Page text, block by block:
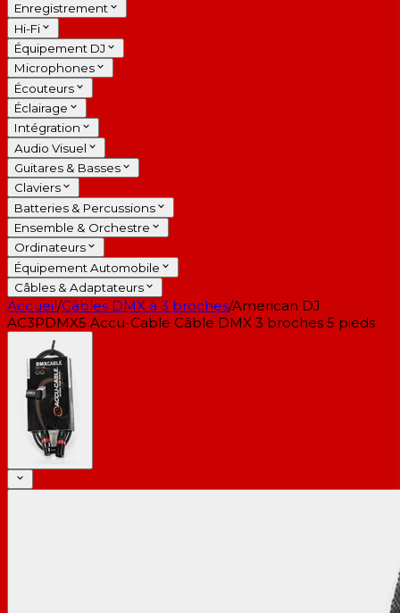
Enregistrement
Hi-Fi
Équipement DJ
Microphones
Écouteurs
Éclairage
Intégration
Audio Visuel
Guitares & Basses
Claviers
Batteries & Percussions
Ensemble & Orchestre
Ordinateurs
Équipement Automobile
Câbles & Adaptateurs
Accueil/Câbles DMX à 3 broches/American DJ
AC3PDMX5 Accu-Cable Câble DMX 3 broches 5 pieds